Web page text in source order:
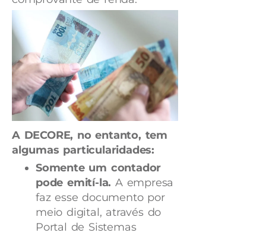
A DECORE, no entanto, tem
algumas particularidades:
Somente um contador
pode emití-la. A empresa
faz esse documento por
meio digital, através do
Portal de Sistemas